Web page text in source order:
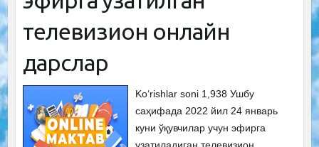
телевизион онлайн
дарслар
Ko‘rishlar soni 1,938 Ушбу
саҳифада 2022 йил 24 январь
куни ўқувчилар учун эфирга